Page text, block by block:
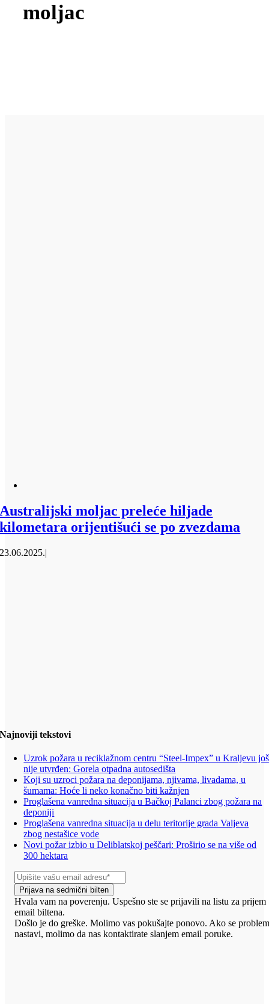
moljac
Australijski moljac preleće hiljade
kilometara orijentišući se po zvezdama
23.06.2025.|
Najnoviji tekstovi
Uzrok požara u reciklažnom centru “Steel-Impex” u Kraljevu još
nije utvrđen: Gorela otpadna autosedišta
Koji su uzroci požara na deponijama, njivama, livadama, u
šumama: Hoće li neko konačno biti kažnjen
Proglašena vanredna situacija u Bačkoj Palanci zbog požara na
deponiji
Proglašena vanredna situacija u delu teritorije grada Valjeva
zbog nestašice vode
Novi požar izbio u Deliblatskoj peščari: Proširio se na više od
300 hektara
Prijava na sedmični bilten
Hvala vam na poverenju. Uspešno ste se prijavili na listu za prijem
email biltena.
Došlo je do greške. Molimo vas pokušajte ponovo. Ako se
nastavi, molimo da nas kontaktirate slanjem email poruke.